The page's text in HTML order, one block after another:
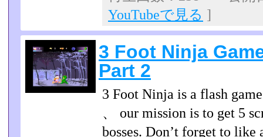
YouTubeで見る ]
3 Foot Ninja
Part 2
3 Foot Ninja is a flash
、 our mission is to get 5
bosses. Don’t forget to like